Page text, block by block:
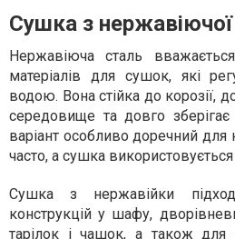
Сушка з нержавіючої
Нержавіюча сталь
матеріалів для сушок, які
водою. Вона стійка до корозії,
середовище та довго
варіант особливо доречний
часто, а сушка
Сушка з нержавійки
конструкцій у шафу,
тарілок і чашок, а також для